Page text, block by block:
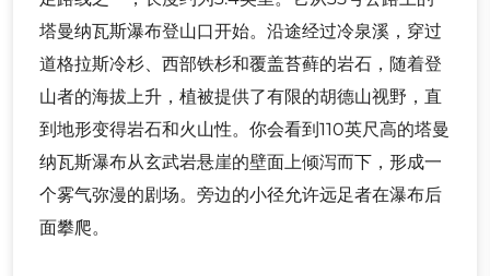
塔曼纳瓦斯瀑布登山口开始。沿途经过冷泉溪，穿过
道格拉斯冷杉、西部铁杉和覆盖苔藓的岩石，随着登
山者的海拔上升，植被提供了有限的胡德山视野，直
到地形变得岩石和火山性。你会看到110英尺高的塔曼
纳瓦斯瀑布从玄武岩悬崖的壁面上倾泻而下，形成一
个雾气弥漫的剧场。旁边的小径允许远足者在瀑布后
面攀爬。